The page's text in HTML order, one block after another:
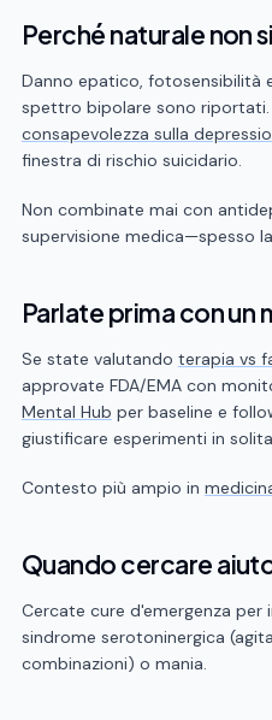
Perché naturale non
Danno epatico, fotosensibilità
spettro bipolare sono
consapevolezza sulla
finestra di rischio suicidario.
Non combinate mai con
supervisione medica—spesso
Parlate prima con un
Se state valutando terapia vs
approvate FDA/EMA con
Mental Hub per baseline e
giustificare esperimenti in
Contesto più ampio in
Quando cercare
Cercate cure d'emergenza
sindrome serotoninergica
combinazioni) o mania.